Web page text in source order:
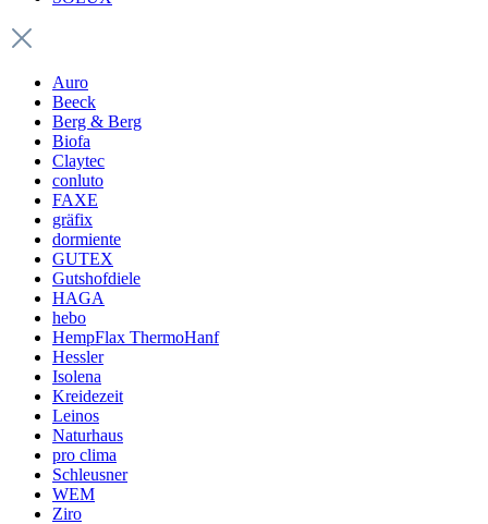
Auro
Beeck
Berg & Berg
Biofa
Claytec
conluto
FAXE
gräfix
dormiente
GUTEX
Gutshofdiele
HAGA
hebo
HempFlax ThermoHanf
Hessler
Isolena
Kreidezeit
Leinos
Naturhaus
pro clima
Schleusner
WEM
Ziro